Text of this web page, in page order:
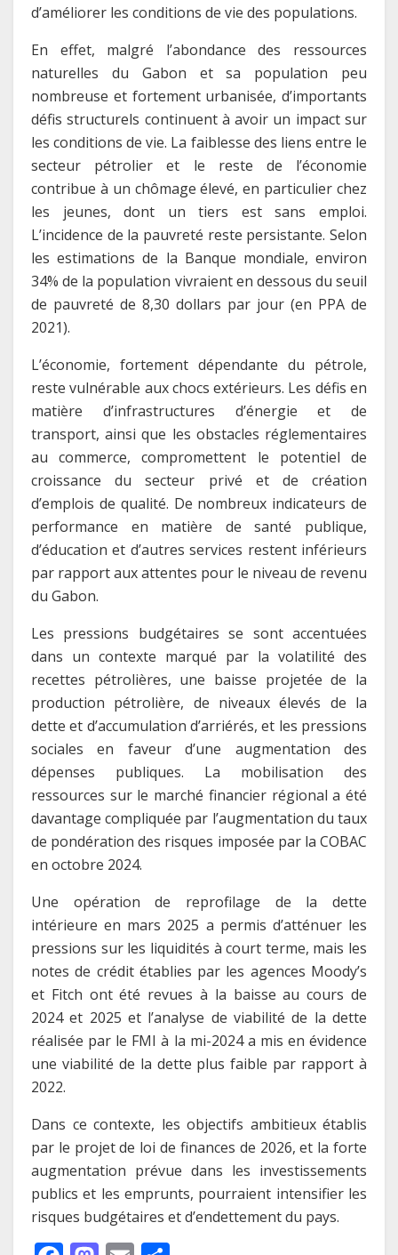
d’améliorer les conditions de vie des populations.
En effet, malgré l’abondance des ressources
naturelles du Gabon et sa population peu
nombreuse et fortement urbanisée, d’importants
défis structurels continuent à avoir un impact sur
les conditions de vie. La faiblesse des liens entre le
secteur pétrolier et le reste de l’économie
contribue à un chômage élevé, en particulier chez
les jeunes, dont un tiers est sans emploi.
L’incidence de la pauvreté reste persistante. Selon
les estimations de la Banque mondiale, environ
34% de la population vivraient en dessous du seuil
de pauvreté de 8,30 dollars par jour (en PPA de
2021).
L’économie, fortement dépendante du pétrole,
reste vulnérable aux chocs extérieurs. Les défis en
matière d’infrastructures d’énergie et de
transport, ainsi que les obstacles réglementaires
au commerce, compromettent le potentiel de
croissance du secteur privé et de création
d’emplois de qualité. De nombreux indicateurs de
performance en matière de santé publique,
d’éducation et d’autres services restent inférieurs
par rapport aux attentes pour le niveau de revenu
du Gabon.
Les pressions budgétaires se sont accentuées
dans un contexte marqué par la volatilité des
recettes pétrolières, une baisse projetée de la
production pétrolière, de niveaux élevés de la
dette et d’accumulation d’arriérés, et les pressions
sociales en faveur d’une augmentation des
dépenses publiques. La mobilisation des
ressources sur le marché financier régional a été
davantage compliquée par l’augmentation du taux
de pondération des risques imposée par la COBAC
en octobre 2024.
Une opération de reprofilage de la dette
intérieure en mars 2025 a permis d’atténuer les
pressions sur les liquidités à court terme, mais les
notes de crédit établies par les agences Moody’s
et Fitch ont été revues à la baisse au cours de
2024 et 2025 et l’analyse de viabilité de la dette
réalisée par le FMI à la mi-2024 a mis en évidence
une viabilité de la dette plus faible par rapport à
2022.
Dans ce contexte, les objectifs ambitieux établis
par le projet de loi de finances de 2026, et la forte
augmentation prévue dans les investissements
publics et les emprunts, pourraient intensifier les
risques budgétaires et d’endettement du pays.